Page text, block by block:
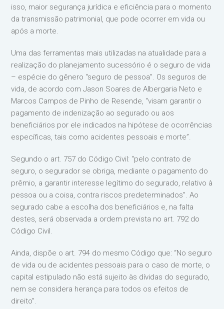
isso, maior segurança jurídica e eficiência para o momento
da transmissão patrimonial, que pode ocorrer em vida ou
após a morte.
Uma das ferramentas mais utilizadas na atualidade para a
realização do planejamento sucessório é o seguro de vida
– espécie do gênero “seguro de pessoa”. Os seguros de
vida, de acordo com Jason Soares de Albergaria Neto e
Marcos Campos de Pinho de Resende, “visam garantir o
pagamento de indenização ao segurado ou aos
beneficiários por ele indicados na hipótese de ocorrências
específicas, tais como acidentes pessoais e morte”.
Segundo o art. 757 do Código Civil: “pelo contrato de
seguro, o segurador se obriga, mediante o pagamento do
prêmio, a garantir interesse legítimo do segurado, relativo à
pessoa ou a coisa, contra riscos predeterminados”. Ao
segurado cabe a escolha dos beneficiários e, na falta
destes, será observada a ordem prevista no art. 792 do
Código Civil.
Ainda, dispõe o art. 794 do mesmo Código que: “No seguro
de vida ou de acidentes pessoais para o caso de morte, o
capital estipulado não está sujeito às dívidas do segurado,
nem se considera herança para todos os efeitos de
direito”.